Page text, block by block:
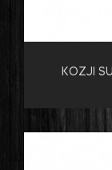
KOZJI